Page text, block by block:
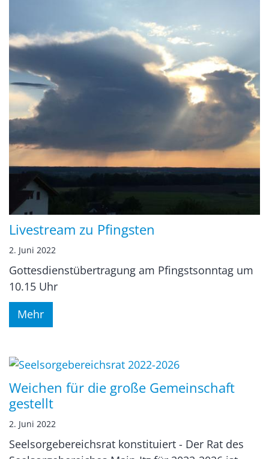
Livestream zu Pfingsten
2. Juni 2022
Gottesdienstübertragung am Pfingstsonntag um
10.15 Uhr
Mehr
Weichen für die große Gemeinschaft
gestellt
2. Juni 2022
Seelsorgebereichsrat konstituiert - Der Rat des